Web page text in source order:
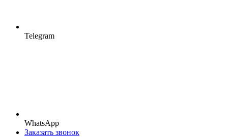
Telegram
WhatsApp
Заказать звонок